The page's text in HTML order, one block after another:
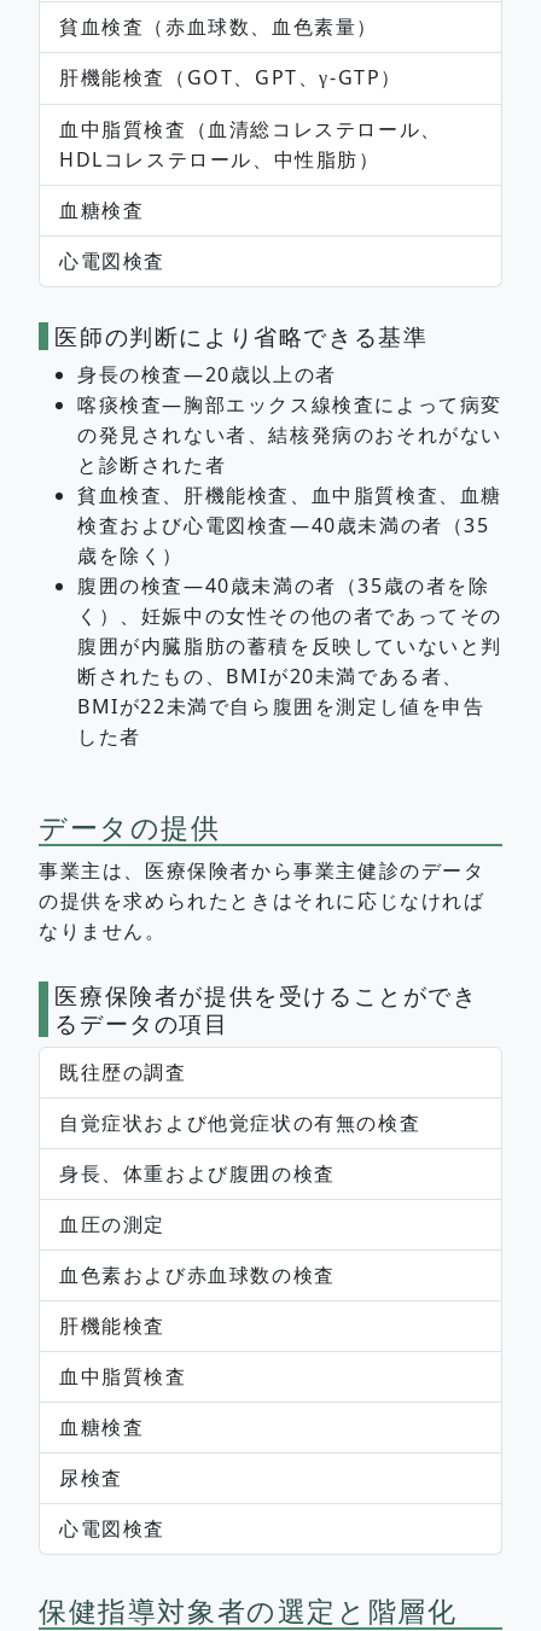
貧血検査（赤血球数、血色素量）
肝機能検査（GOT、GPT、γ-GTP）
血中脂質検査（血清総コレステロール、
HDLコレステロール、中性脂肪）
血糖検査
心電図検査
医師の判断により省略できる基準
身長の検査―20歳以上の者
喀痰検査―胸部エックス線検査によって病変
の発見されない者、結核発病のおそれがない
と診断された者
貧血検査、肝機能検査、血中脂質検査、血糖
検査および心電図検査―40歳未満の者（35
歳を除く）
腹囲の検査―40歳未満の者（35歳の者を除
く）、妊娠中の女性その他の者であってその
腹囲が内臓脂肪の蓄積を反映していないと判
断されたもの、BMIが20未満である者、
BMIが22未満で自ら腹囲を測定し値を申告
した者
データの提供
事業主は、医療保険者から事業主健診のデータ
の提供を求められたときはそれに応じなければ
なりません。
医療保険者が提供を受けることができ
るデータの項目
既往歴の調査
自覚症状および他覚症状の有無の検査
身長、体重および腹囲の検査
血圧の測定
血色素および赤血球数の検査
肝機能検査
血中脂質検査
血糖検査
尿検査
心電図検査
保健指導対象者の選定と階層化